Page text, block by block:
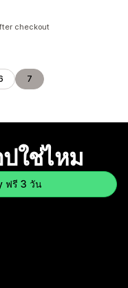
checkout
7
ใช่ไหม
ฟรี 3 วัน